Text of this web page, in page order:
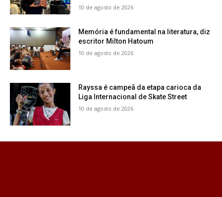
10 de agosto de 2026
Memória é fundamental na literatura, diz
escritor Milton Hatoum
10 de agosto de 2026
Rayssa é campeã da etapa carioca da
Liga Internacional de Skate Street
10 de agosto de 2026